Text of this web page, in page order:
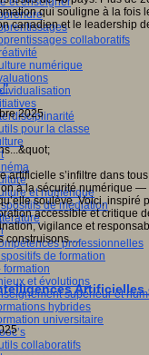
collaboratifs
numérique
pour la classe
et numérique
de médiation
professionnelles
de formation
formation
et évolutions
supérieur et
hybrides
universitaire
collaboratifs
qui souligne à la fois
canadien et le leadership
2025
artificielle s’infiltre dans
à la sécurité numérique —
soulève. Voici, inspiré
accessible et critique
vigilance et
construisons…
Artificielles